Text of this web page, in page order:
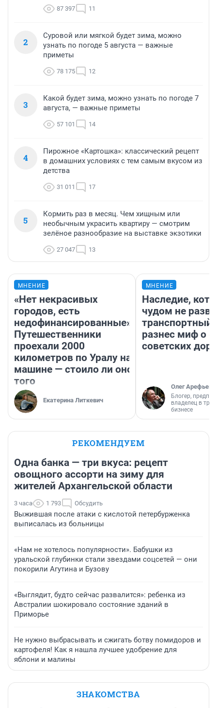
87 397 11
2
Суровой или мягкой будет зима, можно
узнать по погоде 5 августа — важные
приметы
78 175 12
3
Какой будет зима, можно узнать по погоде 7
августа, — важные приметы
57 101 14
4
Пирожное «Картошка»: классический рецепт
в домашних условиях с тем самым вкусом из
детства
31 011 17
5
Кормить раз в месяц. Чем хищным или
необычным украсить квартиру — смотрим
зелёное разнообразие на выставке экзотики
27 047 13
МНЕНИЕ
«Нет некрасивых
городов, есть
недофинансированные».
Путешественники
проехали 2000
километров по Уралу на
машине — стоило ли оно
того
Екатерина Литкевич
МНЕНИЕ
Наследие,
чудом не
транспортный
разнес миф о
советских
Олег Арефьев
Блогер,
владелец в
бизнесе
РЕКОМЕНДУЕМ
Одна банка — три вкуса: рецепт
овощного ассорти на зиму для
жителей Архангельской области
3 часа 1 793 Обсудить
Выжившая после атаки с кислотой петербурженка
выписалась из больницы
«Нам не хотелось популярности». Бабушки из
уральской глубинки стали звездами соцсетей — они
покорили Агутина и Бузову
«Выглядит, будто сейчас развалится»: ребенка из
Австралии шокировало состояние зданий в
Приморье
Не нужно выбрасывать и сжигать ботву помидоров и
картофеля! Как я нашла лучшее удобрение для
яблони и малины
ЗНАКОМСТВА